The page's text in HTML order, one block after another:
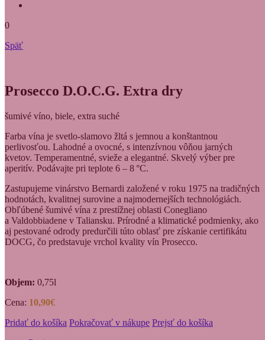
0
Späť
Prosecco D.O.C.G. Extra dry
šumivé víno, biele, extra suché
Farba vína je svetlo-slamovo žltá s jemnou a konštantnou
perlivosťou. Lahodné a ovocné, s intenzívnou vôňou jarných
kvetov. Temperamentné, svieže a elegantné. Skvelý výber pre
aperitív. Podávajte pri teplote 6 – 8 °C.
Zastupujeme vinárstvo Bernardi založené v roku 1975 na tradičných
hodnotách, kvalitnej surovine a najmodernejších technológiách.
Obľúbené šumivé vína z prestížnej oblasti Conegliano
a Valdobbiadene v Taliansku. Prírodné a klimatické podmienky, ako
aj pestované odrody predurčili túto oblasť pre získanie certifikátu
DOCG, čo predstavuje vrchol kvality vín Prosecco.
Objem: 0,75l
Cena: 10,90€
Pridať do košíka Pokračovať v nákupe Prejsť do košíka